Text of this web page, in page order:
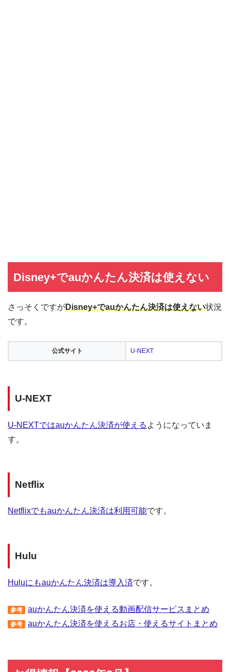
Disney+でauかんたん決済は使えない
さっそくですがDisney+でauかんたん決済は使えない状況
です。
公式サイト U-NEXT
U-NEXT
U-NEXTではauかんたん決済が使える ようになっていま
す。
Netflix
Netflixでもauかんたん決済は利用可能です。
Hulu
Huluにもauかんたん決済は導入済です。
参考 auかんたん決済を使える動画配信サービスまとめ
参考 auかんたん決済を使えるお店・使えるサイトまとめ